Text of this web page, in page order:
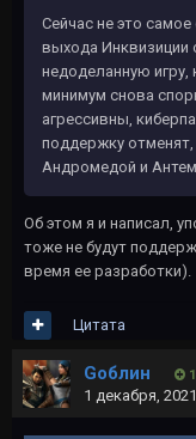
Сейчас не это
выхода Инквизиции
недоделанную игру,
минимум снова
агрессивны,
поддержку
Андромедой и
Об этом я и написал,
тоже не будут
время ее разработки).
Цитата
Gоблин
1 декабря, 2021